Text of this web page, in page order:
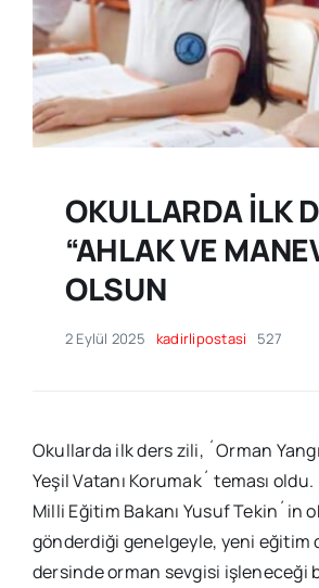
OKULLARDA İLK
“AHLAK VE
OLSUN
2 Eylül 2025 kadirlipostasi 527
Okullarda ilk ders zili, ´Orman
Yeşil Vatanı Korumak´ teması oldu.
Milli Eğitim Bakanı Yusuf Tekin´in
gönderdiği genelgeyle, yeni eğitim
dersinde orman sevgisi işleneceği